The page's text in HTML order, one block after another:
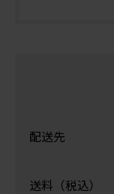
配送先
送料（税込）